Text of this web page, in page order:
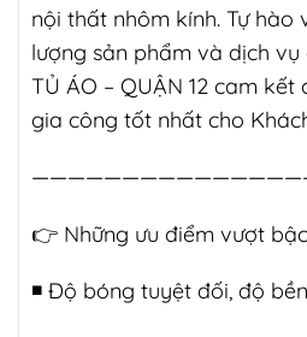
nội thất nhôm kính. Tự hào
lượng sản phẩm và dịch vụ
TỦ ÁO – QUẬN 12 cam
gia công tốt nhất cho
👉 Những ưu điểm vượt
◾️ Độ bóng tuyệt đối, độ